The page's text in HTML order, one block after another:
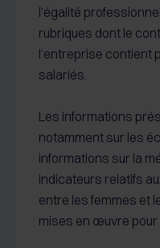
l’égalité
rubriques dont le
l’entreprise contient
salariés.
Les informations
notamment sur les
informations sur la
indicateurs relatifs
entre les femmes et
mises en œuvre pour